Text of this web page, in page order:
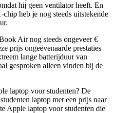
hij geen ventilator heeft. En
heb je nog steeds uitstekende
Air nog steeds ongeveer €
prijs ongeëvenaarde prestaties
lange batterijduur van
gesproken alleen vinden bij de
laptop voor studenten? De
laptop met een prijs naar
Apple laptop voor studenten die